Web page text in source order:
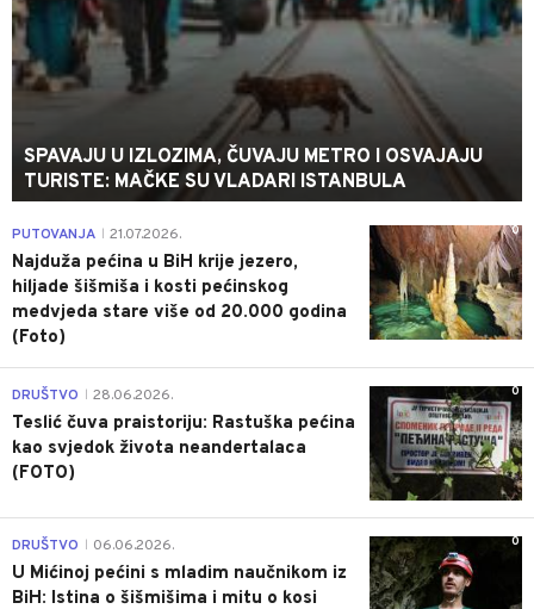
SPAVAJU U IZLOZIMA, ČUVAJU METRO I OSVAJAJU
TURISTE: MAČKE SU VLADARI ISTANBULA
0
PUTOVANJA 21.07.2026.
Najduža pećina u BiH krije jezero,
hiljade šišmiša i kosti pećinskog
medvjeda stare više od 20.000 godina
(Foto)
0
DRUŠTVO 28.06.2026.
Teslić čuva praistoriju: Rastuška pećina
kao svjedok života neandertalaca
(FOTO)
0
DRUŠTVO 06.06.2026.
U Mićinoj pećini s mladim naučnikom iz
BiH: Istina o šišmišima i mitu o kosi